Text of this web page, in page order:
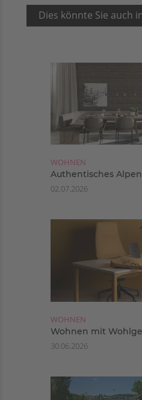
Dies könnte Sie auch
WOHNEN
Authentisches
02.07.2026
WOHNEN
Wohnen mit
30.06.2026